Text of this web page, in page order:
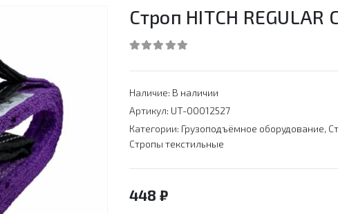
Строп HITCH
Наличие: В наличии
Артикул: UT-00012527
Категории: Грузоподъёмное оборудование,
Стропы текстильные
448 ₽